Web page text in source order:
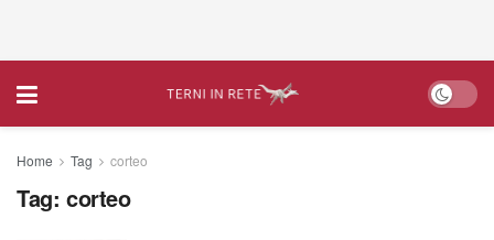
Home Tag corteo
Tag: corteo